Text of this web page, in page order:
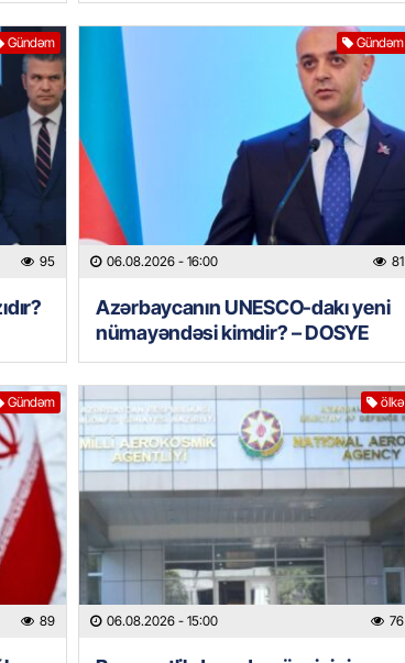
Gündəm
95
Gündəm
06.08.2026 - 16:00 81
Azərbaycanın UNESCO-dakı yeni
nümayəndəsi kimdir? – DOSYE
Gündəm
89
ölkə
06.08.2026 - 15:00 76